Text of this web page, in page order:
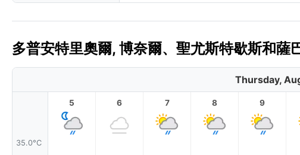
多普安特里奧爾, 博奈爾、聖尤斯特歇斯和
Thursday,
35.0°C
5 6 7 8 9